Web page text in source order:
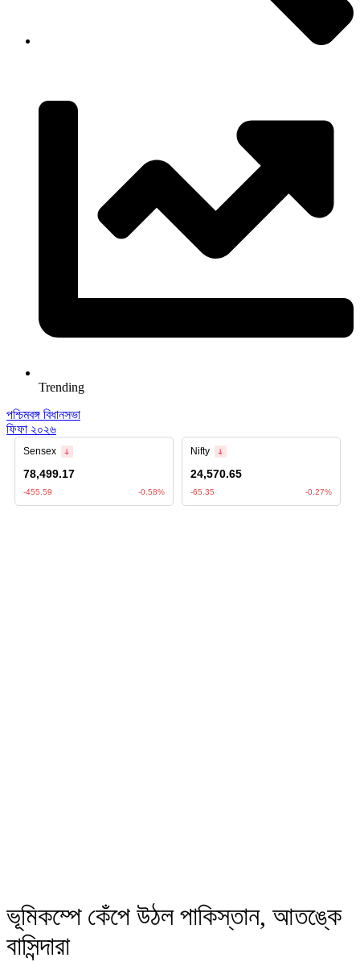
Trending
পশ্চিমবঙ্গ বিধানসভা
ফিফা ২০২৬
ভূমিকম্পে কেঁপে উঠল পাকিস্তান, আতঙ্কে
বাসিন্দারা